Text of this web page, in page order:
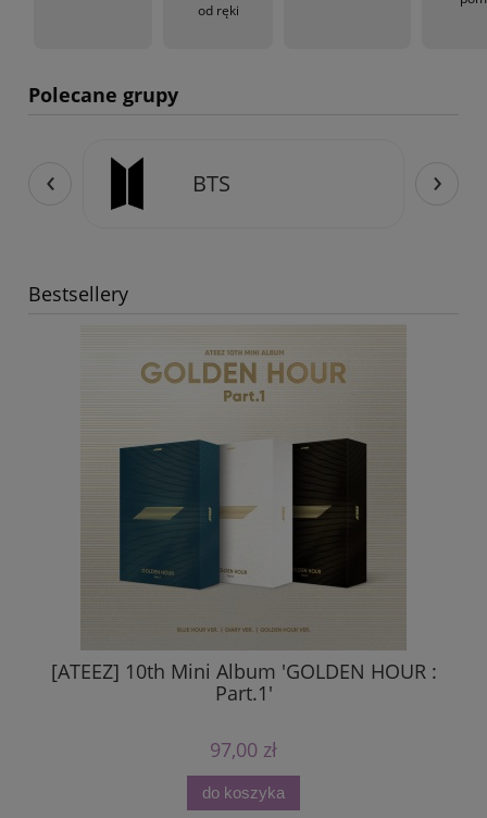
od ręki
Polecane grupy
Stray Kids
‹ ›
Bestsellery
[ATEEZ] 10th Mini Album 'GOLDEN HOUR :
Part.1'
97,00 zł
do koszyka